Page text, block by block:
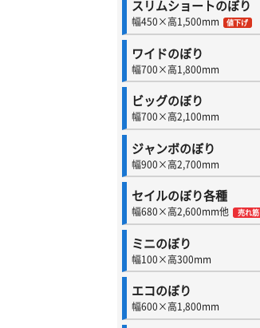
スリムショートのぼり
幅450×高1,500mm 値下げ
ワイドのぼり
幅700×高1,800mm
ビッグのぼり
幅700×高2,100mm
ジャンボのぼり
幅900×高2,700mm
セイルのぼり各種
幅680×高2,600mm他 売れ筋
ミニのぼり
幅100×高300mm
エコのぼり
幅600×高1,800mm